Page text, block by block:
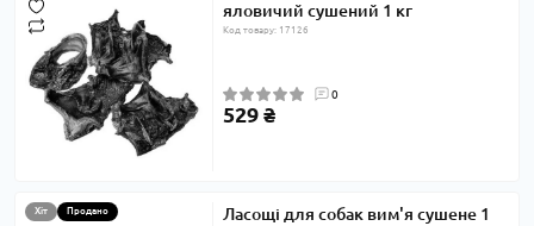
яловичий сушений 1 кг
Код товару: 17126
0
529 ₴
Хіт Продано
Ласощі для собак вим'я сушене 1